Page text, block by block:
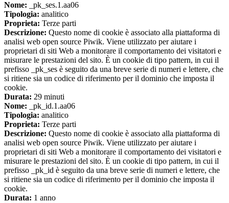
Nome: _pk_ses.1.aa06
Tipologia: analitico
Proprieta: Terze parti
Descrizione: Questo nome di cookie è associato alla piattaforma di
analisi web open source Piwik. Viene utilizzato per aiutare i
proprietari di siti Web a monitorare il comportamento dei visitatori e
misurare le prestazioni del sito. È un cookie di tipo pattern, in cui il
prefisso _pk_ses è seguito da una breve serie di numeri e lettere, che
si ritiene sia un codice di riferimento per il dominio che imposta il
cookie.
Durata: 29 minuti
Nome: _pk_id.1.aa06
Tipologia: analitico
Proprieta: Terze parti
Descrizione: Questo nome di cookie è associato alla piattaforma di
analisi web open source Piwik. Viene utilizzato per aiutare i
proprietari di siti Web a monitorare il comportamento dei visitatori e
misurare le prestazioni del sito. È un cookie di tipo pattern, in cui il
prefisso _pk_id è seguito da una breve serie di numeri e lettere, che
si ritiene sia un codice di riferimento per il dominio che imposta il
cookie.
Durata: 1 anno